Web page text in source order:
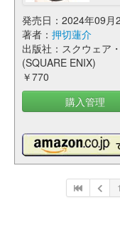
発売日：2024年09月
著者： 押切蓮介
出版社：スクウェア
(SQUARE ENIX)
￥770
購入管理
1